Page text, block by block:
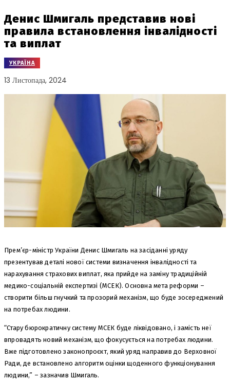
Денис Шмигаль представив нові
правила встановлення інвалідності
та виплат
УКРАЇНА
13 Листопада, 2024
Прем’єр-міністр України Денис Шмигаль на засіданні уряду
презентував деталі нової системи визначення інвалідності та
нарахування страхових виплат, яка прийде на заміну традиційній
медико-соціальній експертизі (МСЕК). Основна мета реформи –
створити більш гнучкий та прозорий механізм, що буде зосереджений
на потребах людини.
“Стару бюрократичну систему МСЕК буде ліквідовано, і замість неї
впровадять новий механізм, що фокусується на потребах людини.
Вже підготовлено законопроєкт, який уряд направив до Верховної
Ради, де встановлено алгоритм оцінки щоденного функціонування
людини,” – зазначив Шмигаль.